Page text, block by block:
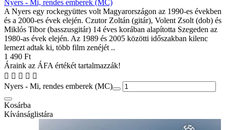
Nyers - Mi, rendes emberek (MC)
A Nyers egy rockegyüttes volt Magyarországon az 1990-es években
és a 2000-es évek elején. Czutor Zoltán (gitár), Volent Zsolt (dob) és
Miklós Tibor (basszusgitár) 14 éves korában alapította Szegeden az
1980-as évek elején. Az 1989 és 2005 közötti időszakban kilenc
lemezt adtak ki, több film zenéjét ..
1 490 Ft
Áraink az ÁFA értékét tartalmazzák!
Nyers - Mi, rendes emberek (MC)
Kosárba
Kívánságlistára